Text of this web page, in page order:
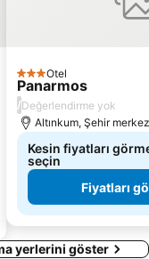
Bodrum
3 Yıldız
Otel
Panarmos
/Değerlendirme yok
Altınkum, Şehir
Kesin fiyatları
seçin
Fiyatları
yerlerini göster